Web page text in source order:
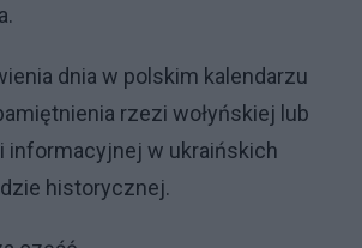
dnia w polskim kalendarzu
rzezi wołyńskiej lub
informacyjnej w ukraińskich
historycznej.